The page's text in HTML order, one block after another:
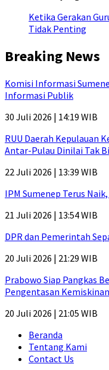
Ketika Gerakan
Tidak Penting
Breaking News
Komisi Informasi
Informasi Publik
30 Juli 2026 | 14:19 WIB
RUU Daerah Kepulauan
Antar-Pulau Dinilai Tak
22 Juli 2026 | 13:39 WIB
IPM Sumenep Terus
21 Juli 2026 | 13:54 WIB
DPR dan Pemerintah
20 Juli 2026 | 21:29 WIB
Prabowo Siap Pangkas
Pengentasan Kemiskinan
20 Juli 2026 | 21:05 WIB
Beranda
Tentang Kami
Contact Us